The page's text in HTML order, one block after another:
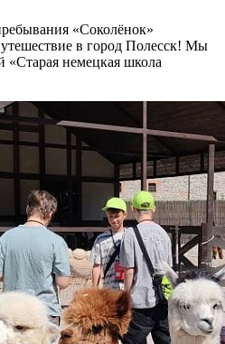
«Соколёнок»
в город Полесск! Мы
«Старая немецкая школа